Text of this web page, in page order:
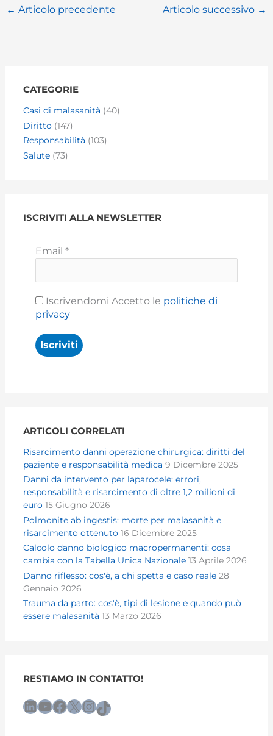
← Articolo precedente Articolo successivo →
CATEGORIE
Casi di malasanità (40)
Diritto (147)
Responsabilità (103)
Salute (73)
ISCRIVITI ALLA NEWSLETTER
Email*
Iscrivendomi Accetto le politiche di
privacy
ARTICOLI CORRELATI
Risarcimento danni operazione chirurgica: diritti del
paziente e responsabilità medica 9 Dicembre 2025
Danni da intervento per laparocele: errori,
responsabilità e risarcimento di oltre 1,2 milioni di
euro 15 Giugno 2026
Polmonite ab ingestis: morte per malasanità e
risarcimento ottenuto 16 Dicembre 2025
Calcolo danno biologico macropermanenti: cosa
cambia con la Tabella Unica Nazionale 13 Aprile 2026
Danno riflesso: cos'è, a chi spetta e caso reale 28
Gennaio 2026
Trauma da parto: cos'è, tipi di lesione e quando può
essere malasanità 13 Marzo 2026
RESTIAMO IN CONTATTO!
LinkedIn YouTube Facebook X InstagramTikTok